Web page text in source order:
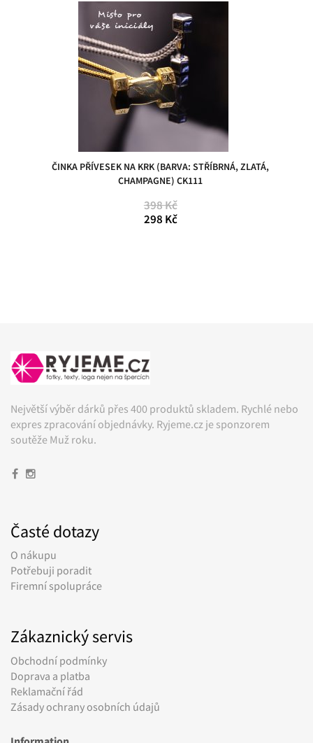
ČINKA PŘÍVESEK NA KRK (BARVA: STŘÍBRNÁ, ZLATÁ,
CHAMPAGNE) CK111
398 Kč
298 Kč
Největší výběr dárků přes 400 produktů skladem. Rychlé nebo
expres zpracování objednávky. Ryjeme.cz je sponzorem
soutěže Muž roku.
Časté dotazy
O nákupu
Potřebuji poradit
Firemní spolupráce
Zákaznický servis
Obchodní podmínky
Doprava a platba
Reklamační řád
Zásady ochrany osobních údajů